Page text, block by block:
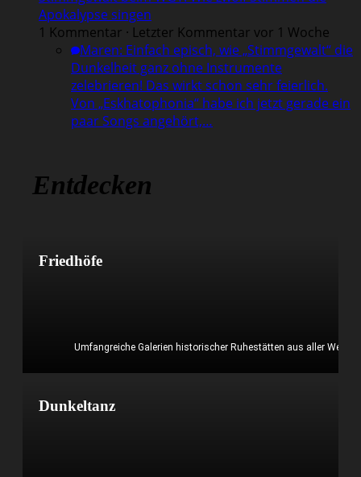
Apokalypse singen
1 Kommentar · Letzter Kommentar vor 1 Woche
Maren: Einfach episch, wie „Stimmgewalt“ die
Dunkelheit ganz ohne Instrumente
zelebrieren! Das wirkt schon sehr feierlich.
Von „Eskhatophonia“ habe ich jetzt gerade ein
paar Songs angehört,…
Entdecken
Friedhöfe
Umfangreiche Galerien historischer Ruhestätten aus aller Welt
Mehr erfahren?
Dunkeltanz